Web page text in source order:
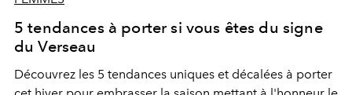
5 tendances à porter si vous êtes du signe
du Verseau
Découvrez les 5 tendances uniques et décalées à porter